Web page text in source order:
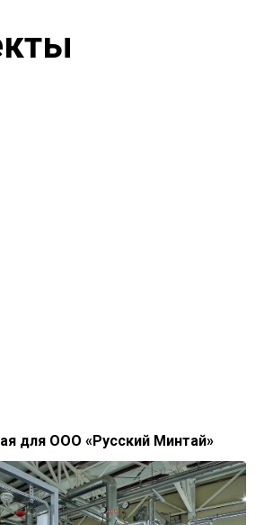
для ООО «Русский Минтай»